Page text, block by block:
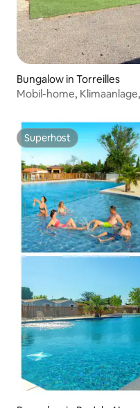
Bungalow in Torreilles
Mobil-home,
Superhost
Superhost